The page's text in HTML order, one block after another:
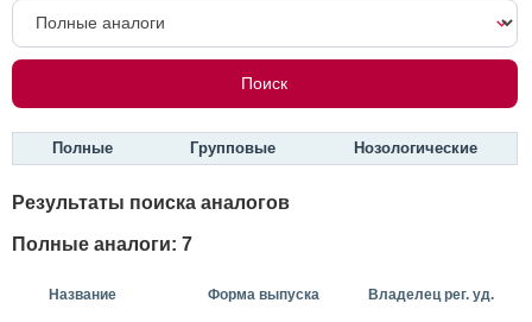
Полные Групповые Нозологические
Результаты поиска аналогов
Полные аналоги: 7
Название Форма выпуска Владелец рег. уд.